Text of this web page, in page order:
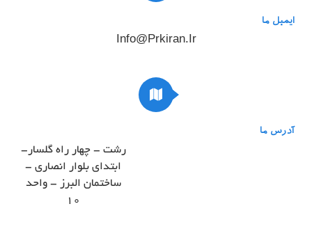
ایمیل ما
Info@prkiran.ir
آدرس ما
رشت - چهار راه گلسار-
ابتدای بلوار انصاری -
ساختمان البرز - واحد
۱۰